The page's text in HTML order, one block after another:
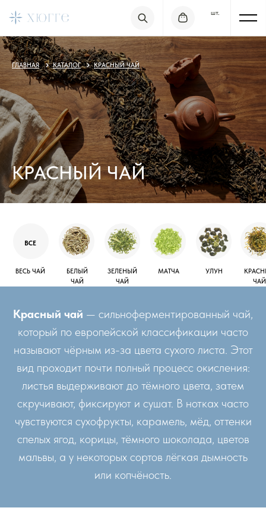
шт.
КРАСНЫЙ ЧАЙ
ГЛАВНАЯ КАТАЛОГ КРАСНЫЙ ЧАЙ
ВСЕ
ЧАЙ
ВЕСЬ ЧАЙ
ЗЕЛЕНЫЙ
ЧАЙ
УЛУН
МАТЧА
БЕЛЫЙ
ЧАЙ
Красный чай — сильноферментированный чай,
который по европейской классификации часто
называют чёрным из-за цвета сухого листа. Этот
вид проходит почти полный процесс окисления:
листья выдерживают до тёмного цвета, затем
скручивают, фиксируют и сушат. В нотках часто
чувствуются сухофрукты, карамель, мёд, оттенки
спелых ягод, корицы, тёмного шоколада, цветов
мальвы, а у некоторых сортов лёгкая дымность
или копчёность.